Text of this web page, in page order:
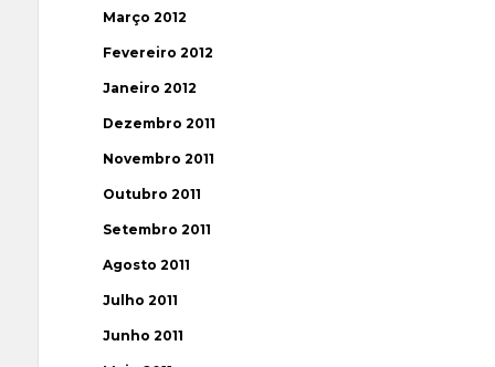
Março 2012
Fevereiro 2012
Janeiro 2012
Dezembro 2011
Novembro 2011
Outubro 2011
Setembro 2011
Agosto 2011
Julho 2011
Junho 2011